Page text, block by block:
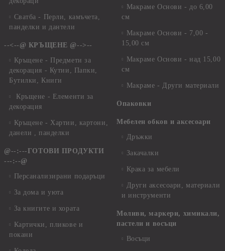
Сватба - Перли, камъчета,
панделки и дантели
--<--@ КРЪЩЕНЕ @-->--
Кръщене - Предмети за
декорация - Кутии, Папки,
Бутилки, Книги
Кръщене - Елементи за
декорация
Кръщене - Хартии, картони,
данели , панделки
@--:---ГОТОВИ ПРОДУКТИ
---:--@
Персанализирани подаръци
За дома и уюта
За книгите и хората
Картички, пликове и
покани
Макраме Основи - до 6,00
см
Макраме Основи - 7,00 -
15,00 см
Макраме Основи - над 15,00
см
Макраме - Други материали
Опаковки
Мебелен обков и аксесоари
Дръжки
Закачалки
Крака за мебели
Други аксесоари, материали
и инструменти
Моливи, маркери, химикали,
пастели и восъци
Восъци